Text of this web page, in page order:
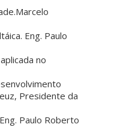
Eng. Paulo
no
Presidente da
Paulo Roberto